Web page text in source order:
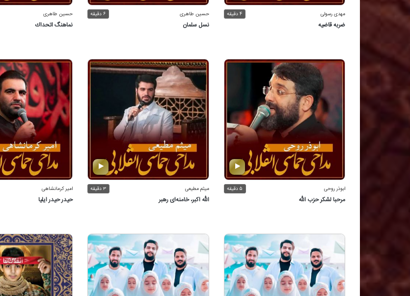
مهدی رسولی ۴ دقیقه
ضربه قاضیه
حسین طاهری ۶ دقیقه
نسل سلمان
حسین طاهری
نماهنگ اتحداك
ابوذر روحی ۵ دقیقه
مرحبا لشكر حزب الله
میثم مطیعی ۳ دقیقه
الله اكبر، خامنه‌ای رهبر
امیر كرمانشاهی
حیدر حیدر ایلیا